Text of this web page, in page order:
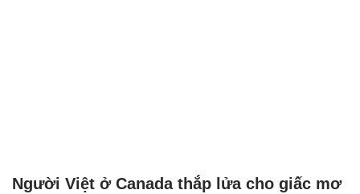
Người Việt ở Canada thắp lửa cho giấc mơ